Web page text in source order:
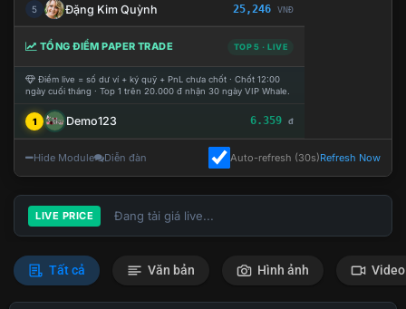
5 Đặng Kim Quỳnh 25,246 VNĐ
TỔNG ĐIỂM PAPER TRADE TOP 5 · LIVE
Điểm live = số dư ví + ký quỹ + PnL chưa chốt · Chốt 12:00
ngày cuối tháng · Top 1 trên 20.000 đ nhận 30 ngày VIP Whale.
1 Demo123 6.359 đ
Hide Module Diễn đàn Auto-refresh (30s)Refresh Now
LIVE PRICE Đang tải giá live...
Tất cả Văn bản Hình ảnh Video